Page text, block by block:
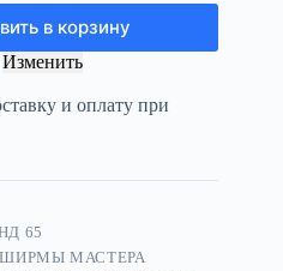
в корзину
Изменить
и оплату при
65
ШИРМЫ МАСТЕРА